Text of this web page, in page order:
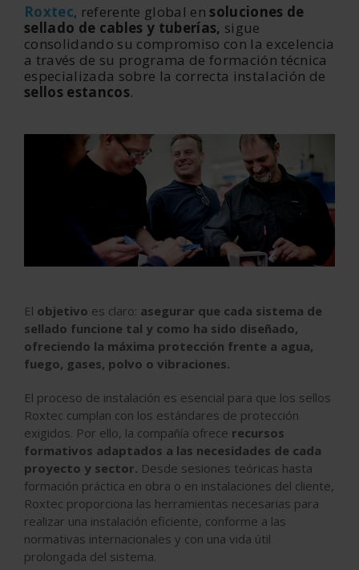
Roxtec, referente global ensoluciones de
sellado de cables y tuberías, sigue
consolidando su compromiso con la excelencia
a través de su programa de formación técnica
especializada sobre la correcta instalación de
sellos estancos.
El objetivo es claro: asegurar que cada sistema de
sellado funcione tal y como ha sido diseñado,
ofreciendo la máxima protección frente a agua,
fuego, gases, polvo o vibraciones.
El proceso de instalación es esencial para que los sellos
Roxtec cumplan con los estándares de protección
exigidos. Por ello, la compañía ofrece recursos
formativos adaptados a las necesidades de cada
proyecto y sector. Desde sesiones teóricas hasta
formación práctica en obra o en instalaciones del cliente,
Roxtec proporciona las herramientas necesarias para
realizar una instalación eficiente, conforme a las
normativas internacionales y con una vida útil
prolongada del sistema.